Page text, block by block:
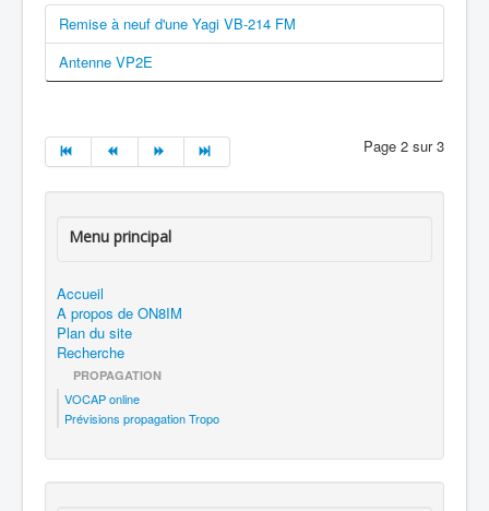
Remise à neuf d'une Yagi VB-214 FM
Antenne VP2E
Page 2 sur 3
Menu principal
Accueil
A propos de ON8IM
Plan du site
Recherche
PROPAGATION
VOCAP online
Prévisions propagation Tropo